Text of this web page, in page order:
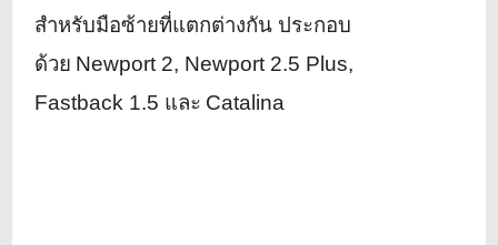
สำหรับมือซ้ายที่แตกต่างกัน ประกอบ
ด้วย Newport 2, Newport 2.5 Plus,
Fastback 1.5 และ Catalina